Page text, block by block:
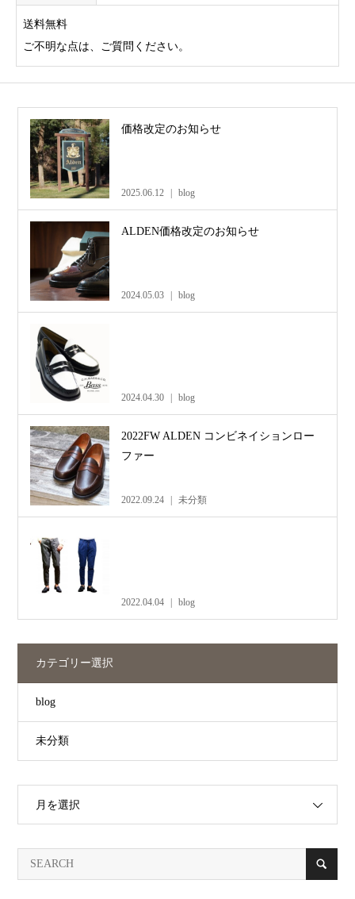
送料無料
ご不明な点は、ご質問ください。
価格改定のお知らせ
2025.06.12 blog
ALDEN価格改定のお知らせ
2024.05.03 blog
2024.04.30 blog
2022FW ALDEN コンビネイションロー
ファー
2022.09.24 未分類
2022.04.04 blog
カテゴリー選択
blog
未分類
月を選択